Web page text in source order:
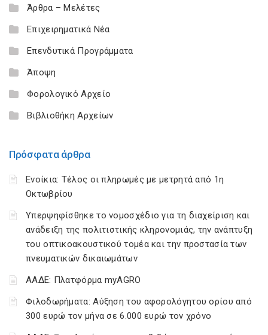
Άρθρα – Μελέτες
Επιχειρηματικά Νέα
Επενδυτικά Προγράμματα
Άποψη
Φορολογικό Αρχείο
Βιβλιοθήκη Αρχείων
Πρόσφατα άρθρα
Ενοίκια: Τέλος οι πληρωμές με μετρητά από 1η
Οκτωβρίου
Υπερψηφίσθηκε το νομοσχέδιο για τη διαχείριση και
ανάδειξη της πολιτιστικής κληρονομιάς, την ανάπτυξη
του οπτικοακουστικού τομέα και την προστασία των
πνευματικών δικαιωμάτων
ΑΑΔΕ: Πλατφόρμα myAGRO
Φιλοδωρήματα: Αύξηση του αφορολόγητου ορίου από
300 ευρώ τον μήνα σε 6.000 ευρώ τον χρόνο